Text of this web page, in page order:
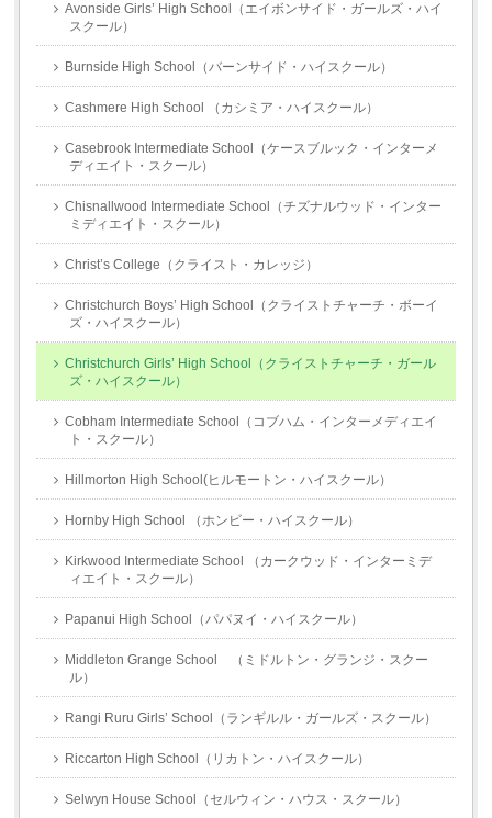
Avonside Girls’ High School（エイボンサイド・ガールズ・ハイ
スクール）
Burnside High School（バーンサイド・ハイスクール）
Cashmere High School （カシミア・ハイスクール）
Casebrook Intermediate School（ケースブルック・インターメ
ディエイト・スクール）
Chisnallwood Intermediate School（チズナルウッド・インター
ミディエイト・スクール）
Christ’s College（クライスト・カレッジ）
Christchurch Boys’ High School（クライストチャーチ・ボーイ
ズ・ハイスクール）
Christchurch Girls’ High School（クライストチャーチ・ガール
ズ・ハイスクール）
Cobham Intermediate School（コブハム・インターメディエイ
ト・スクール）
Hillmorton High School(ヒルモートン・ハイスクール）
Hornby High School （ホンビー・ハイスクール）
Kirkwood Intermediate School （カークウッド・インターミデ
ィエイト・スクール）
Papanui High School（パパヌイ・ハイスクール）
Middleton Grange School （ミドルトン・グランジ・スクー
ル）
Rangi Ruru Girls’ School（ランギルル・ガールズ・スクール）
Riccarton High School（リカトン・ハイスクール）
Selwyn House School（セルウィン・ハウス・スクール）